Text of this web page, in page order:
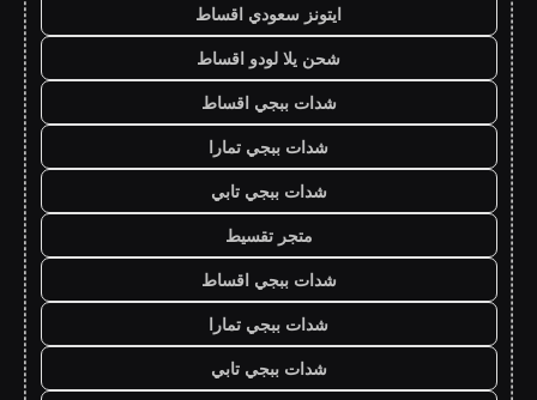
ايتونز سعودي اقساط
شحن يلا لودو اقساط
شدات ببجي اقساط
شدات ببجي تمارا
شدات ببجي تابي
متجر تقسيط
شدات ببجي اقساط
شدات ببجي تمارا
شدات ببجي تابي